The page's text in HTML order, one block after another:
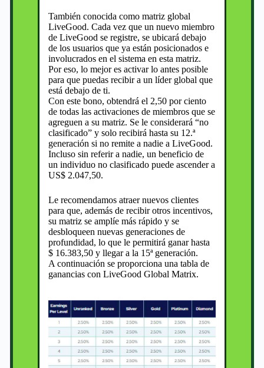
También conocida como matriz global
LiveGood. Cada vez que un nuevo miembro
de LiveGood se registre, se ubicará debajo
de los usuarios que ya están posicionados e
involucrados en el sistema en esta matriz.
Por eso, lo mejor es activar lo antes posible
para que puedas recibir a un líder global que
está debajo de ti.
Con este bono, obtendrá el 2,50 por ciento
de todas las activaciones de miembros que se
agreguen a su matriz. Se le considerará “no
clasificado” y solo recibirá hasta su 12.ª
generación si no remite a nadie a LiveGood.
Incluso sin referir a nadie, un beneficio de
un individuo no clasificado puede ascender a
US$ 2.047,50.
Le recomendamos atraer nuevos clientes
para que, además de recibir otros incentivos,
su matriz se amplíe más rápido y se
desbloqueen nuevas generaciones de
profundidad, lo que le permitirá ganar hasta
$ 16.383,50 y llegar a la 15ª generación.
A continuación se proporciona una tabla de
ganancias con LiveGood Global Matrix.